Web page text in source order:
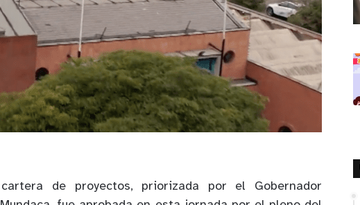
de proyectos, priorizada por el Gobernador